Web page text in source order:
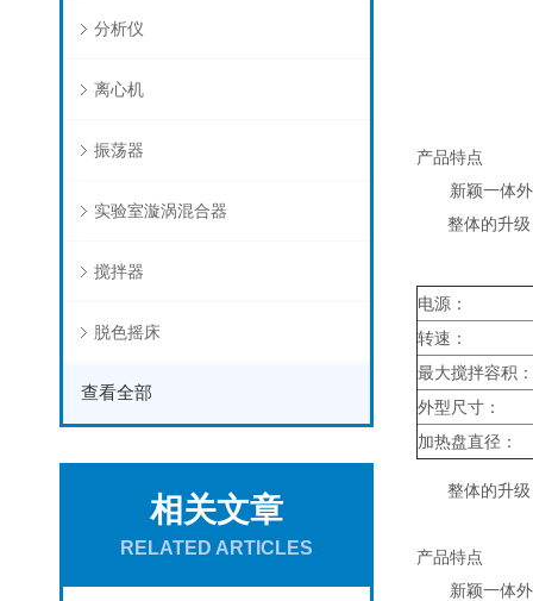
分析仪
离心机
振荡器
实验室漩涡混合器
搅拌器
脱色摇床
查看全部
相关文章
RELATED ARTICLES
产品特点
新颖一体外
整体的升级
电源：
转速：
最大搅拌容积：
外型尺寸：
加热盘直径：
整体的升级
产品特点
新颖一体外